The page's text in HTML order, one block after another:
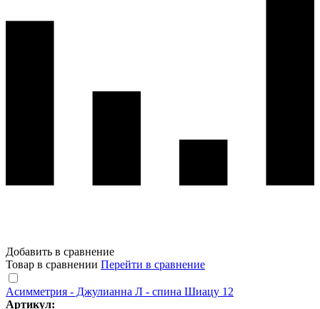
Добавить в сравнение
Товар в сравнении Перейти в сравнение
Асимметрия - Джулианна Л - спина Шиацу 12
Артикул: